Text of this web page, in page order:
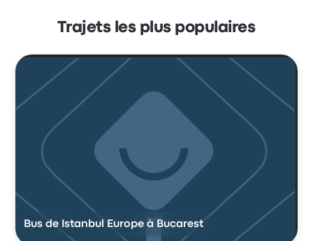
Trajets les plus populaires
Bus de Istanbul Europe à Bucarest